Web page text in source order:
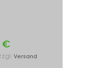
€
Versand